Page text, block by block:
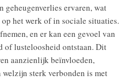
geheugenverlies ervaren, wat
het werk of in sociale situaties.
en er kan een gevoel van
of lusteloosheid ontstaan. Dit
aanzienlijk beïnvloeden,
sterk verbonden is met